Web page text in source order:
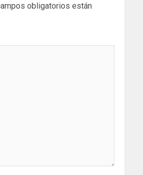
obligatorios están